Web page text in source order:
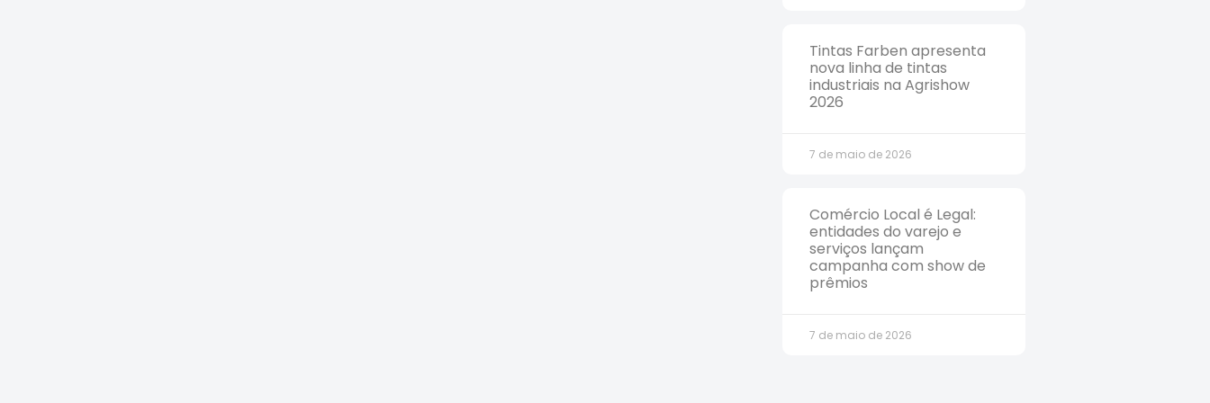
Tintas Farben apresenta
nova linha de tintas
industriais na Agrishow
2026
7 de maio de 2026
Comércio Local é Legal:
entidades do varejo e
serviços lançam
campanha com show de
prêmios
7 de maio de 2026